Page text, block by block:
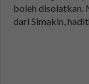
boleh disolatkan.
dari Simakin,